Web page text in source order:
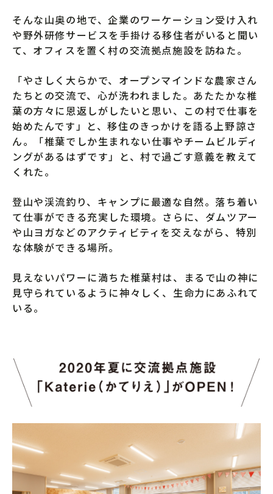
そんな山奥の地で、企業のワーケーション受け入れ
や野外研修サービスを手掛ける移住者がいると聞い
て、オフィスを置く村の交流拠点施設を訪ねた。
「やさしく大らかで、オープンマインドな農家さん
たちとの交流で、心が洗われました。あたたかな椎
葉の方々に恩返しがしたいと思い、この村で仕事を
始めたんです」と、移住のきっかけを語る上野諒さ
ん。「椎葉でしか生まれない仕事やチームビルディ
ングがあるはずです」と、村で過ごす意義を教えて
くれた。
登山や渓流釣り、キャンプに最適な自然。落ち着い
て仕事ができる充実した環境。さらに、ダムツアー
や山ヨガなどのアクティビティを交えながら、特別
な体験ができる場所。
見えないパワーに満ちた椎葉村は、まるで山の神に
見守られているように神々しく、生命力にあふれて
いる。